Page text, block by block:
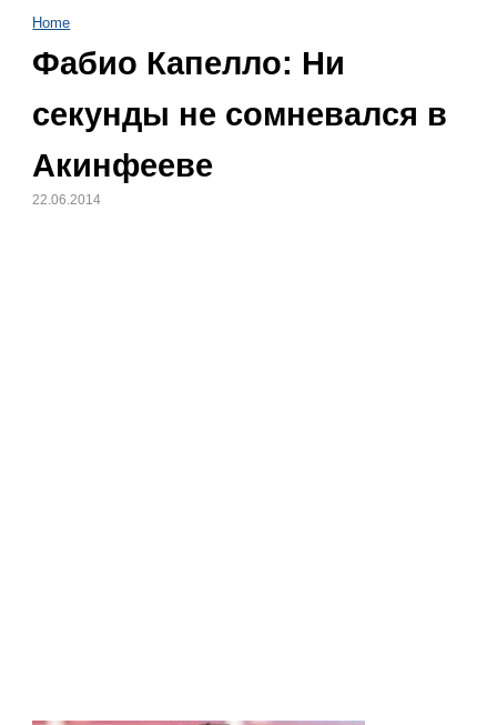
Home
Фабио Капелло: Ни
секунды не сомневался в
Акинфееве
22.06.2014